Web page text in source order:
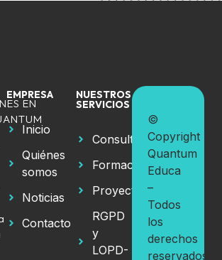
EN
EMPRESA
Inicio
Quiénes
somos
Noticias
Contacto
NUESTROS
SERVICIOS
Consultoría
Formación
Proyectos
RGPD
y
LOPD-
©
Copyright
Quantum
Educa
–
Todos
los
derechos
reservados.